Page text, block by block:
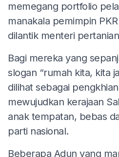
memegang portfolio
manakala pemimpin
dilantik menteri
Bagi mereka yang
slogan “rumah kita, kita
dilihat sebagai
mewujudkan kerajaan
anak tempatan, bebas
parti nasional.
Beberapa Adun yang